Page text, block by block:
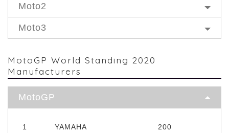
Moto2
Moto3
MotoGP World Standing 2020
Manufacturers
MotoGP
1 YAMAHA
200